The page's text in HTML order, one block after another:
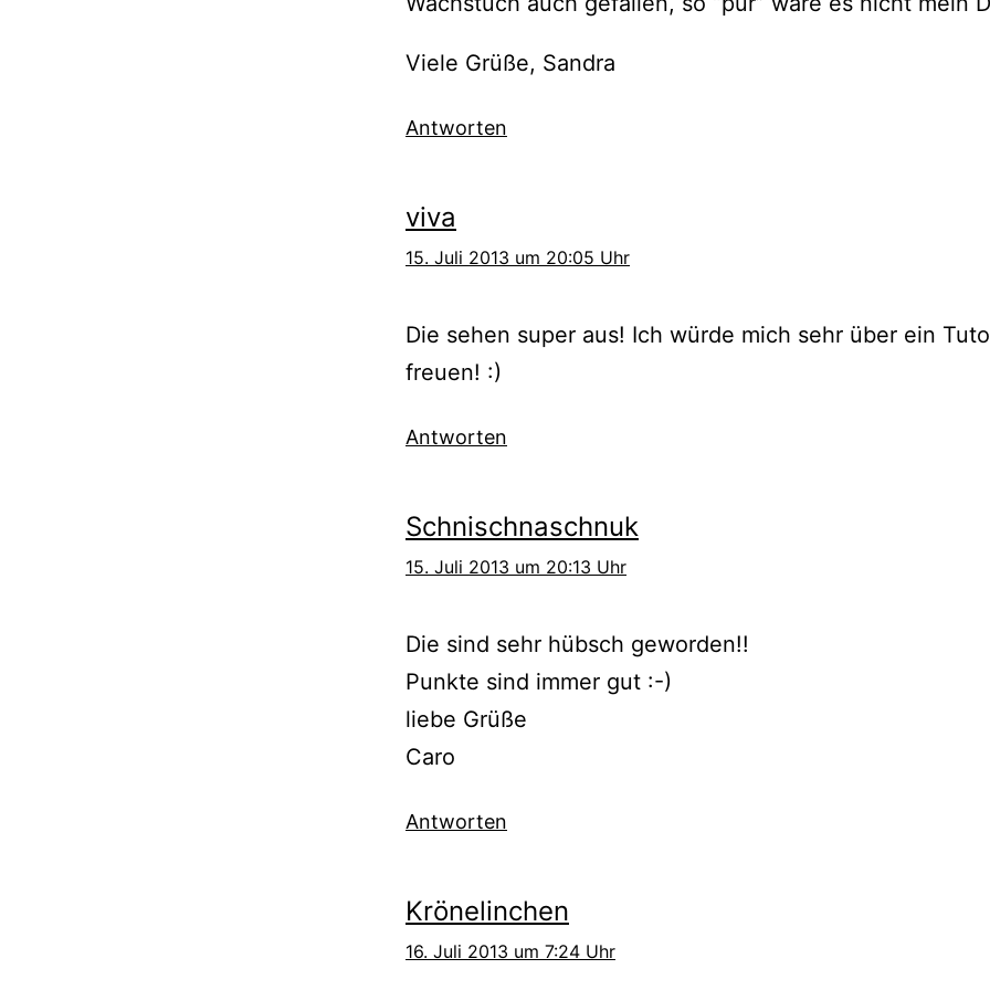
Viele Grüße, Sandra
Antworten
viva
15. Juli 2013 um 20:05 Uhr
Die sehen super aus! Ich würde mich sehr über ein
freuen! :)
Antworten
Schnischnaschnuk
15. Juli 2013 um 20:13 Uhr
Die sind sehr hübsch geworden!!
Punkte sind immer gut :-)
liebe Grüße
Caro
Antworten
Krönelinchen
16. Juli 2013 um 7:24 Uhr